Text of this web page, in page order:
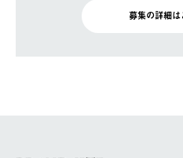
募集の詳細は